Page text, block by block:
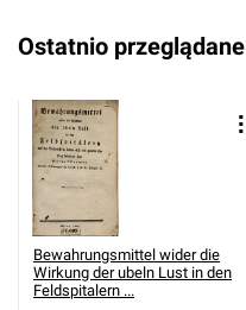
Ostatnio przeglądane
Bewahrungsmittel wider die
Wirkung der ubeln Lust in den
Feldspitalern ...